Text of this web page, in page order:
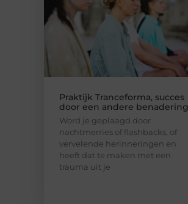
Praktijk Tranceforma, succes
door een andere benadering
Word je geplaagd door
nachtmerries of flashbacks, of
vervelende herinneringen en
heeft dat te maken met een
trauma uit je